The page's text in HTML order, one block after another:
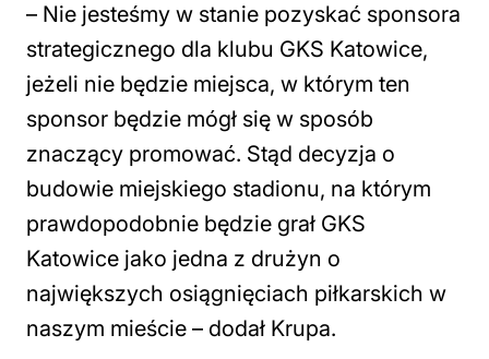
– Nie jesteśmy w stanie pozyskać sponsora
strategicznego dla klubu GKS Katowice,
jeżeli nie będzie miejsca, w którym ten
sponsor będzie mógł się w sposób
znaczący promować. Stąd decyzja o
budowie miejskiego stadionu, na którym
prawdopodobnie będzie grał GKS
Katowice jako jedna z drużyn o
największych osiągnięciach piłkarskich w
naszym mieście – dodał Krupa.